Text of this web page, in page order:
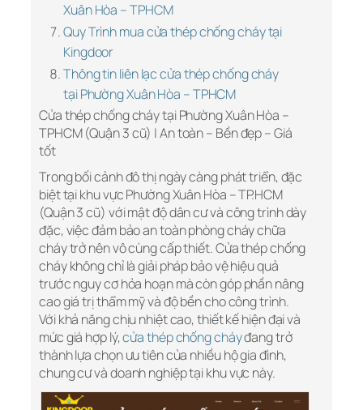
Xuân Hòa – TPHCM
Quy Trình mua cửa thép chống cháy tại
Kingdoor
Thông tin liên lạc cửa thép chống cháy
tại Phường Xuân Hòa – TPHCM
Cửa thép chống cháy tại Phường Xuân Hòa –
TPHCM (Quận 3 cũ) | An toàn – Bền đẹp – Giá
tốt
Trong bối cảnh đô thị ngày càng phát triển, đặc
biệt tại khu vực Phường Xuân Hòa – TP.HCM
(Quận 3 cũ) với mật độ dân cư và công trình dày
đặc, việc đảm bảo an toàn phòng cháy chữa
cháy trở nên vô cùng cấp thiết. Cửa thép chống
cháy không chỉ là giải pháp bảo vệ hiệu quả
trước nguy cơ hỏa hoạn mà còn góp phần nâng
cao giá trị thẩm mỹ và độ bền cho công trình.
Với khả năng chịu nhiệt cao, thiết kế hiện đại và
mức giá hợp lý,cửa thép chống cháyđang trở
thành lựa chọn ưu tiên của nhiều hộ gia đình,
chung cư và doanh nghiệp tại khu vực này.